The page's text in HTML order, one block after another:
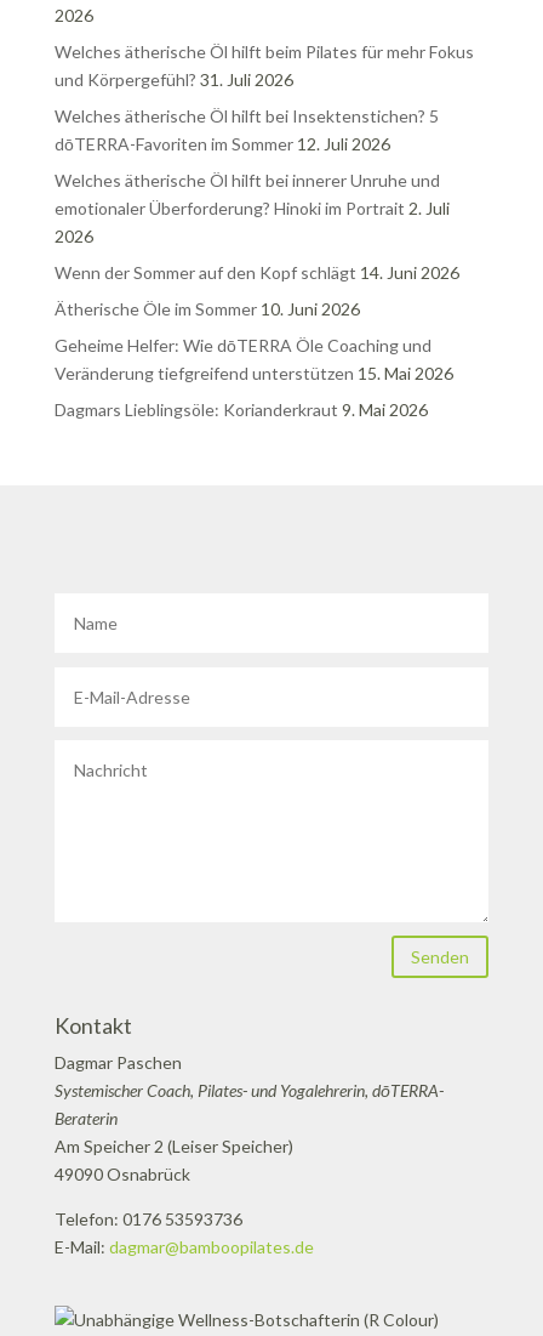
2026
Welches ätherische Öl hilft beim Pilates für mehr Fokus
und Körpergefühl? 31. Juli 2026
Welches ätherische Öl hilft bei Insektenstichen? 5
dōTERRA-Favoriten im Sommer 12. Juli 2026
Welches ätherische Öl hilft bei innerer Unruhe und
emotionaler Überforderung? Hinoki im Portrait 2. Juli
2026
Wenn der Sommer auf den Kopf schlägt 14. Juni 2026
Ätherische Öle im Sommer 10. Juni 2026
Geheime Helfer: Wie dōTERRA Öle Coaching und
Veränderung tiefgreifend unterstützen 15. Mai 2026
Dagmars Lieblingsöle: Korianderkraut 9. Mai 2026
Senden
Kontakt
Dagmar Paschen
Systemischer Coach, Pilates- und Yogalehrerin, dōTERRA-
Beraterin
Am Speicher 2 (Leiser Speicher)
49090 Osnabrück
Telefon: 0176 53593736
E-Mail: dagmar@bamboopilates.de